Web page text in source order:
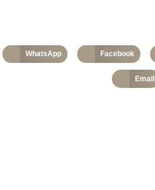
WhatsApp Facebook
Email